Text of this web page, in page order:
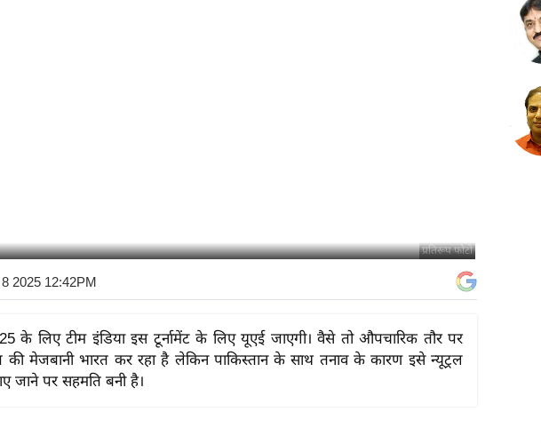
प्रतिरूप फोटो
8 2025 12:42PM
के लिए टीम इंडिया इस टूर्नामेंट के लिए यूएई जाएगी। वैसे तो औपचारिक तौर पर
की मेजबानी भारत कर रहा है लेकिन पाकिस्तान के साथ तनाव के कारण इसे न्यूट्रल
जाने पर सहमति बनी है।